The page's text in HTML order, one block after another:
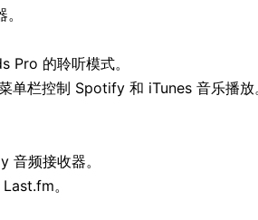
Pro 的聆听模式。
单栏控制 Spotify 和 iTunes 音乐播放
频接收器。
。